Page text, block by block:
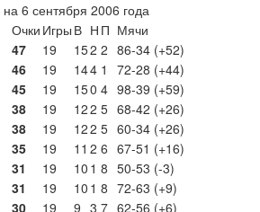
6 сентября 2006 года
Очки Игры В Н П Мячи
47 19 152 2 86-34 (+52)
46 19 144 1
72-28 (+44)
45 19 150 4 98-39 (+59)
38 19 122 5 68-42 (+26)
38 19 122 5 60-34 (+26)
35 19 11 2 6 67-51 (+16)
31 19 10 1 8 50-53 (-3)
31 19 10 1 8 72-63 (+9)
30 19 9 3 7 62-56 (+6)